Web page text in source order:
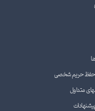
حفظ حریم شخصی
متداول